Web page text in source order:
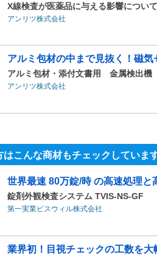
X線検査が医薬品に与える影響について
アンリツ株式会社
アルミ包材の中まで見抜く！磁
アルミ包材・添付文書用 金属検出機
アンリツ株式会社
はこんな商材もチェックしていま
世界最速 80万錠/時 の高速処理と
錠剤外観検査システム TVIS-NS-GF
第一実業ビスウィル株式会社
業界初！目視チェックの工数を